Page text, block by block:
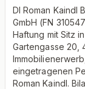
DI Roman Kaindl
GmbH (FN
Haftung mit Sitz
Gartengasse 20,
eingetragenen
Roman Kaindl.